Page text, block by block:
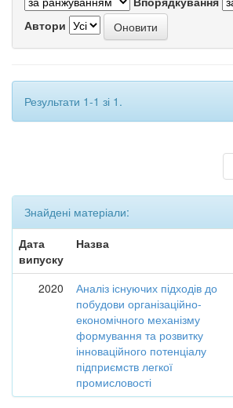
Автори
Результати 1-1 зі 1.
Знайдені матеріали:
Дата
випуску
Назва
2020
Аналіз існуючих підходів до
побудови організаційно-
економічного механізму
формування та розвитку
інноваційного потенціалу
підприємств легкої
промисловості